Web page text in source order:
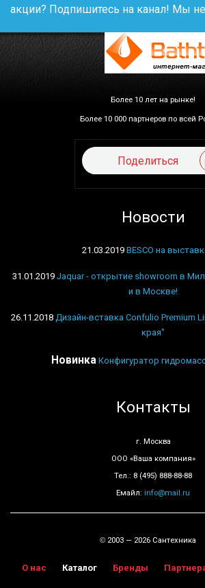
акции? Подпишитесь на канал! Мы
Более 10 лет на рынке!
Более 10 000 партнеров по всей
Поделиться
Новости
21.03.2019 BESCO на
31.01.2019 Jaquar - открытие showroom в
и в Москве!
26.11.2018 Дизайн-вставка Confulio Premium
края"
Новинка Конфигуратор
Контакты
г. Москва
ООО «Ваша компания»
Тел.: 8 (495) 888-88-88
Емайл: info@mail.ru
© 2003 — 2026 Сантехника
О нас Каталог Бренды